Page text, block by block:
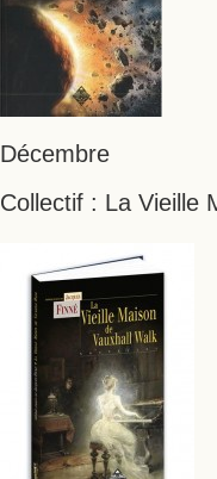
Décembre
Collectif : La Vieille